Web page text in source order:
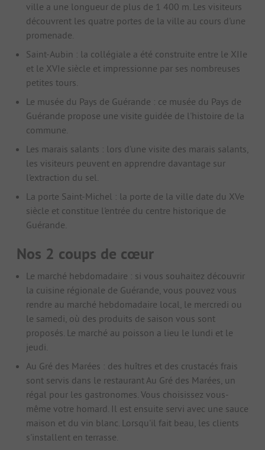
ville a une longueur de plus de 1 400 m. Les visiteurs
découvrent les quatre portes de la ville au cours d'une
promenade.
Saint-Aubin : la collégiale a été construite entre le XIIe
et le XVIe siècle et impressionne par ses nombreuses
petites tours.
Le musée du Pays de Guérande : ce musée du Pays de
Guérande propose une visite guidée de l'histoire de la
commune.
Les marais salants : lors d'une visite des marais salants,
les visiteurs peuvent en apprendre davantage sur
l'extraction du sel.
La porte Saint-Michel : la porte de la ville date du XVe
siècle et constitue l'entrée du centre historique de
Guérande.
Nos 2 coups de cœur
Le marché hebdomadaire : si vous souhaitez découvrir
la cuisine régionale de Guérande, vous pouvez vous
rendre au marché hebdomadaire local, le mercredi ou
le samedi, où des produits de saison vous sont
proposés. Le marché au poisson a lieu le lundi et le
jeudi.
Au Gré des Marées : des huîtres et des crustacés frais
sont servis dans le restaurant Au Gré des Marées, un
régal pour les gastronomes. Vous choisissez vous-
même votre homard. Il est ensuite servi avec une sauce
maison et du vin blanc. Lorsqu'il fait beau, les clients
s'installent en terrasse.